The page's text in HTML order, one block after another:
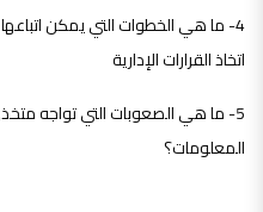
4- ما هي الخطوات التي يمكن
اتخاذ القرارات الإدارية
5- ما هي الصعوبات التي تواجه
المعلومات؟